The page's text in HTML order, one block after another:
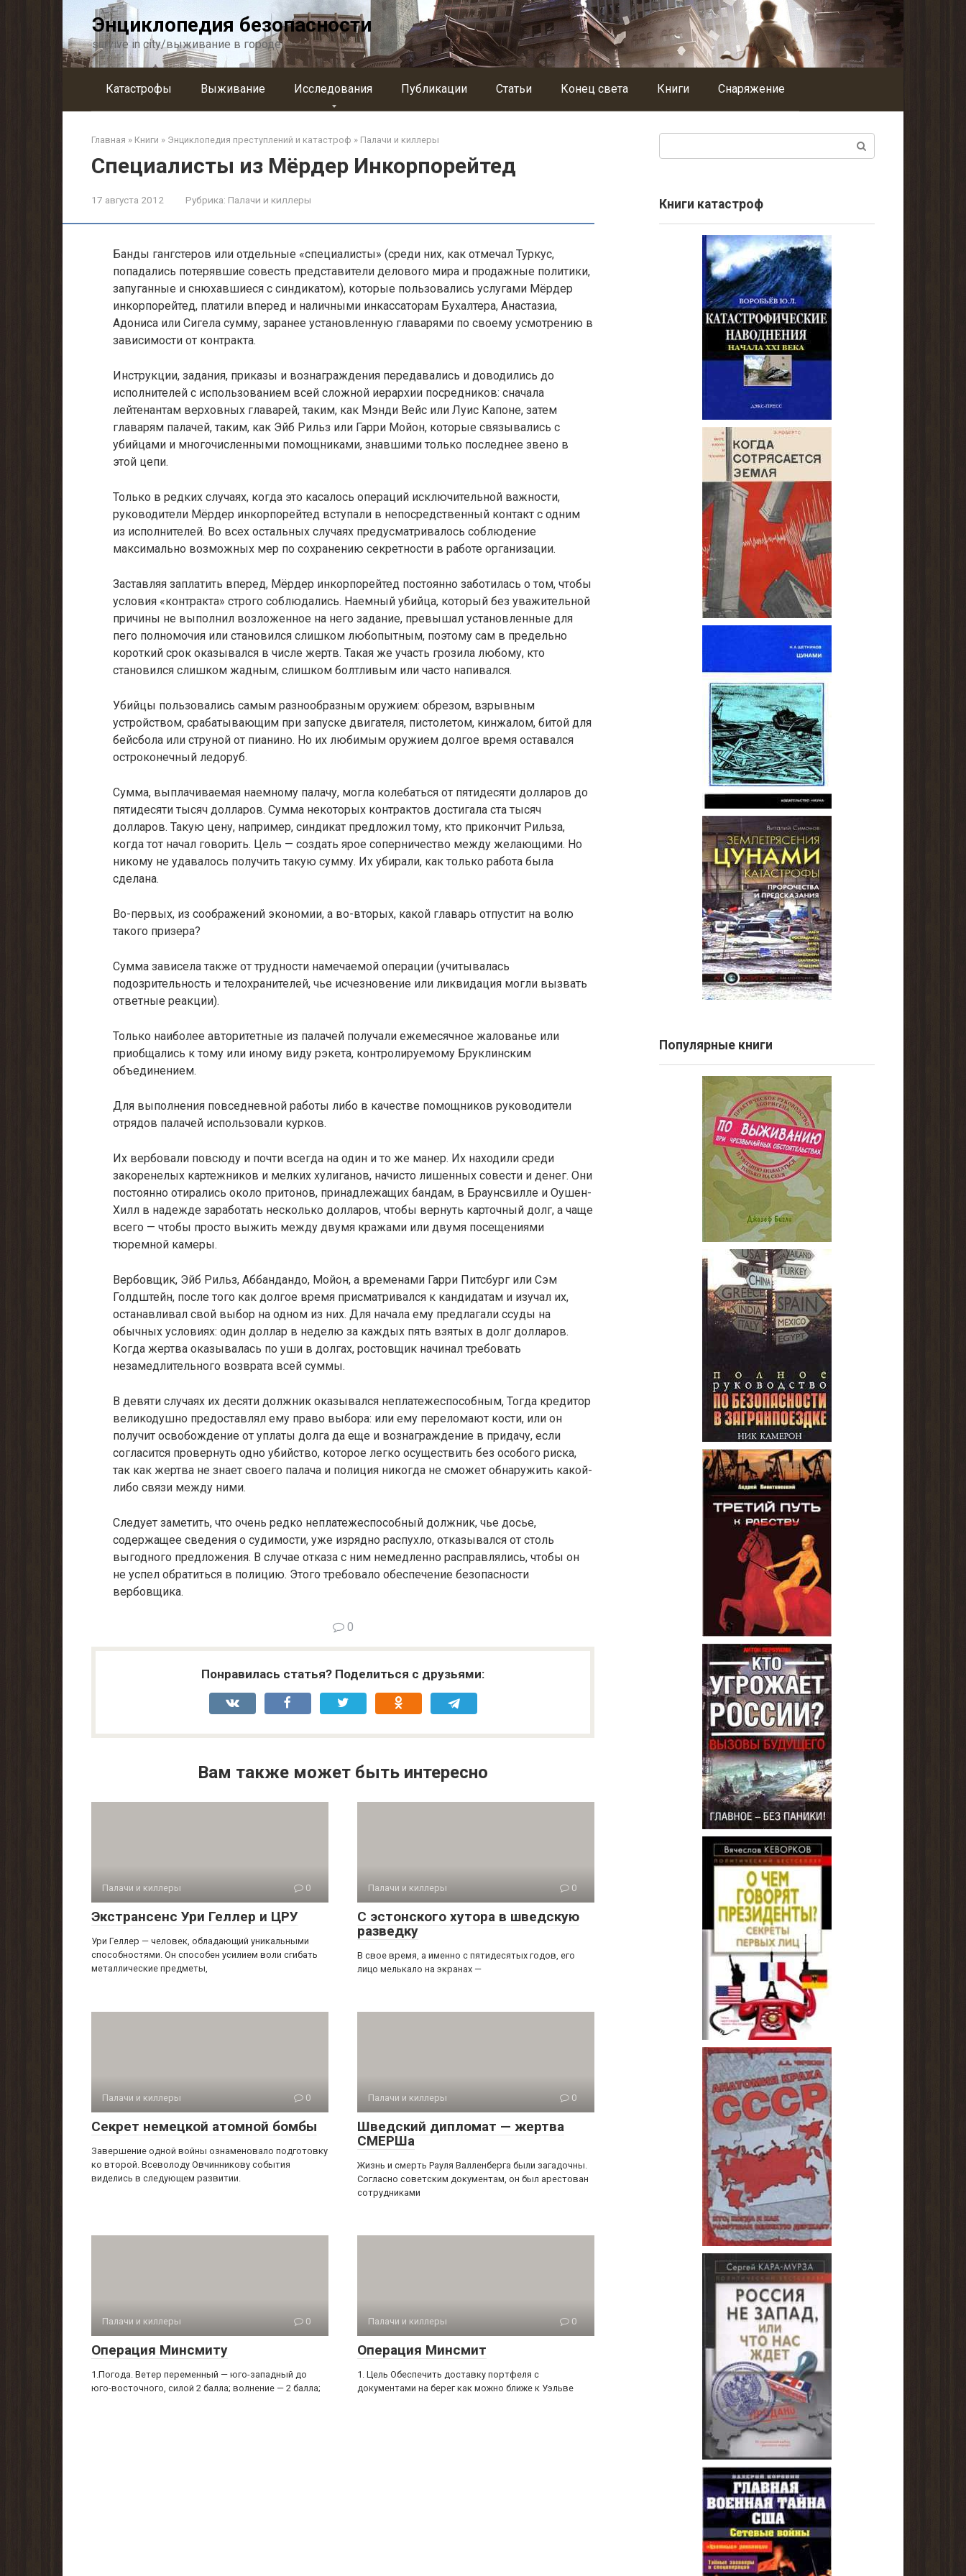
Энциклопедия безопасности
survive in city/выживание в городе
Катастрофы Выживание Исследования Публикации Статьи Конец света Книги Снаряжение
Главная » Книги » Энциклопедия преступлений и катастроф » Палачи и киллеры
Специалисты из Мёрдер Инкорпорейтед
17 августа 2012 Рубрика: Палачи и киллеры
Банды гангстеров или отдельные «специалисты» (среди них, как отмечал Туркус,
попадались потерявшие совесть представители делового мира и продажные политики,
запуганные и снюхавшиеся с синдикатом), которые пользовались услугами Мёрдер
инкорпорейтед, платили вперед и наличными инкассаторам Бухалтера, Анастазиа,
Адониса или Сигела сумму, заранее установленную главарями по своему усмотрению в
зависимости от контракта.
Инструкции, задания, приказы и вознаграждения передавались и доводились до
исполнителей с использованием всей сложной иерархии посредников: сначала
лейтенантам верховных главарей, таким, как Мэнди Вейс или Луис Капоне, затем
главарям палачей, таким, как Эйб Рильз или Гарри Мойон, которые связывались с
убийцами и многочисленными помощниками, знавшими только последнее звено в
этой цепи.
Только в редких случаях, когда это касалось операций исключительной важности,
руководители Мёрдер инкорпорейтед вступали в непосредственный контакт с одним
из исполнителей. Во всех остальных случаях предусматривалось соблюдение
максимально возможных мер по сохранению секретности в работе организации.
Заставляя заплатить вперед, Мёрдер инкорпорейтед постоянно заботилась о том, чтобы
условия «контракта» строго соблюдались. Наемный убийца, который без уважительной
причины не выполнил возложенное на него задание, превышал установленные для
пего полномочия или становился слишком любопытным, поэтому сам в предельно
короткий срок оказывался в числе жертв. Такая же участь грозила любому, кто
становился слишком жадным, слишком болтливым или часто напивался.
Убийцы пользовались самым разнообразным оружием: обрезом, взрывным
устройством, срабатывающим при запуске двигателя, пистолетом, кинжалом, битой для
бейсбола или струной от пианино. Но их любимым оружием долгое время оставался
остроконечный ледоруб.
Сумма, выплачиваемая наемному палачу, могла колебаться от пятидесяти долларов до
пятидесяти тысяч долларов. Сумма некоторых контрактов достигала ста тысяч
долларов. Такую цену, например, синдикат предложил тому, кто прикончит Рильза,
когда тот начал говорить. Цель — создать ярое соперничество между желающими. Но
никому не удавалось получить такую сумму. Их убирали, как только работа была
сделана.
Во-первых, из соображений экономии, а во-вторых, какой главарь отпустит на волю
такого призера?
Сумма зависела также от трудности намечаемой операции (учитывалась
подозрительность и телохранителей, чье исчезновение или ликвидация могли вызвать
ответные реакции).
Только наиболее авторитетные из палачей получали ежемесячное жалованье или
приобщались к тому или иному виду рэкета, контролируемому Бруклинским
объединением.
Для выполнения повседневной работы либо в качестве помощников руководители
отрядов палачей использовали курков.
Их вербовали повсюду и почти всегда на один и то же манер. Их находили среди
закоренелых картежников и мелких хулиганов, начисто лишенных совести и денег. Они
постоянно отирались около притонов, принадлежащих бандам, в Браунсвилле и Оушен-
Хилл в надежде заработать несколько долларов, чтобы вернуть карточный долг, а чаще
всего — чтобы просто выжить между двумя кражами или двумя посещениями
тюремной камеры.
Вербовщик, Эйб Рильз, Аббандандо, Мойон, а временами Гарри Питсбург или Сэм
Голдштейн, после того как долгое время присматривался к кандидатам и изучал их,
останавливал свой выбор на одном из них. Для начала ему предлагали ссуды на
обычных условиях: один доллар в неделю за каждых пять взятых в долг долларов.
Когда жертва оказывалась по уши в долгах, ростовщик начинал требовать
незамедлительного возврата всей суммы.
В девяти случаях их десяти должник оказывался неплатежеспособным, Тогда кредитор
великодушно предоставлял ему право выбора: или ему переломают кости, или он
получит освобождение от уплаты долга да еще и вознаграждение в придачу, если
согласится провернуть одно убийство, которое легко осуществить без особого риска,
так как жертва не знает своего палача и полиция никогда не сможет обнаружить какой-
либо связи между ними.
Следует заметить, что очень редко неплатежеспособный должник, чье досье,
содержащее сведения о судимости, уже изрядно распухло, отказывался от столь
выгодного предложения. В случае отказа с ним немедленно расправлялись, чтобы он
не успел обратиться в полицию. Этого требовало обеспечение безопасности
вербовщика.
0
Понравилась статья? Поделиться с друзьями:
Вам также может быть интересно
Палачи и киллеры 0
Экстрансенс Ури Геллер и ЦРУ
Ури Геллер — человек, обладающий уникальными
способностями. Он способен усилием воли сгибать
металлические предметы,
Палачи и киллеры 0
С эстонского хутора в шведскую
разведку
В свое время, а именно с пятидесятых годов, его
лицо мелькало на экранах —
Палачи и киллеры 0
Секрет немецкой атомной бомбы
Завершение одной войны ознаменовало подготовку
ко второй. Всеволоду Овчинникову события
виделись в следующем развитии.
Палачи и киллеры 0
Шведский дипломат — жертва
СМЕРШа
Жизнь и смерть Рауля Валленберга были загадочны.
Согласно советским документам, он был арестован
сотрудниками
Палачи и киллеры 0
Операция Минсмиту
1.Погода. Ветер переменный — юго-западный до
юго-восточного, силой 2 балла; волнение — 2 балла;
Палачи и киллеры 0
Операция Минсмит
1. Цель Обеспечить доставку портфеля с
документами на берег как можно ближе к Уэльве
Книги катастроф
Популярные книги